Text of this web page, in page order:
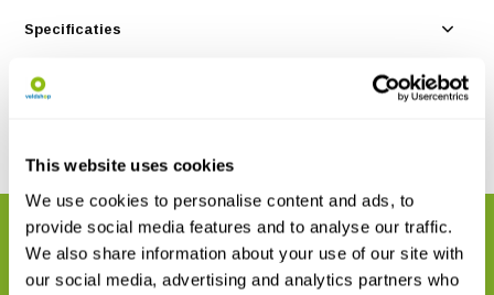
This website uses cookies
We use cookies to personalise content and ads, to
provide social media features and to analyse our traffic.
We also share information about your use of our site with
our social media, advertising and analytics partners who
Specificaties
Reviews
GERELATEERDE PRODUCTEN
Maak uw bestelling compleet